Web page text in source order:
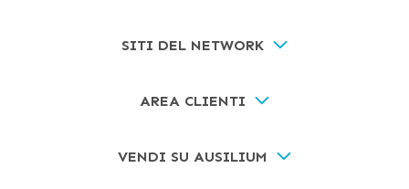
SITI DEL NETWORK
AREA CLIENTI
VENDI SU AUSILIUM